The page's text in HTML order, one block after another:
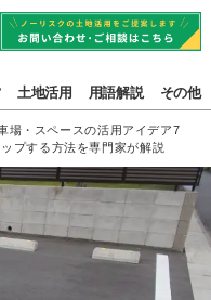
土地活用 用語解説 その他
場・スペースの活用アイデア7
プする方法を専門家が解説